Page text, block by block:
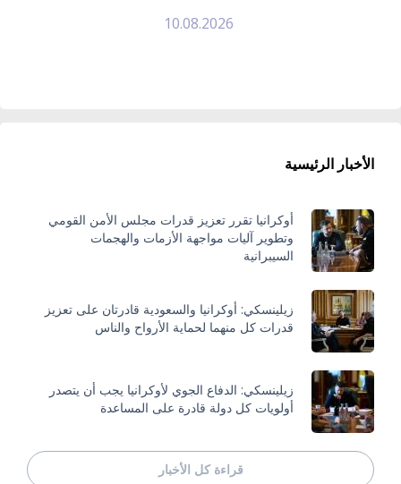
10.08.2026
الأخبار الرئيسية
أوكرانيا تقرر تعزيز قدرات مجلس الأمن القومي
وتطوير آليات مواجهة الأزمات والهجمات
السيبرانية
زيلينسكي: أوكرانيا والسعودية قادرتان على تعزيز
قدرات كل منهما لحماية الأرواح والناس
زيلينسكي: الدفاع الجوي لأوكرانيا يجب أن يتصدر
أولويات كل دولة قادرة على المساعدة
قراءة كل الأخبار